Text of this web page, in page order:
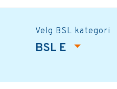
Velg BSL kategori
BSL E